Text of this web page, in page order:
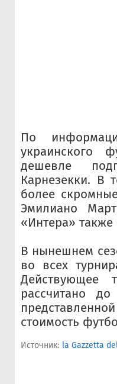
По
украинского
дешевле
Карнезекки. В
более
Эмилиано
«Интера» также
В нынешнем
во всех
Действующее
рассчитано
стоимость
Источник: la Gazzetta